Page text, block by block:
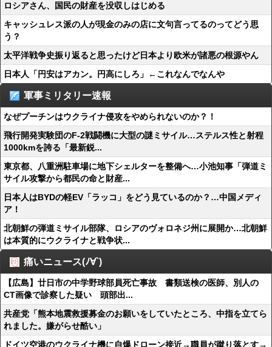
ロシアさん、国民の財産を没収しはじめる
キャッシュレス派の人が現金のみの店に文句言ってるのってどう思
う？
太平洋戦争史振り返ると思ったけど日本より欧米が諸悪の根源やん
日本人「円安はアカン。円高にしろ」←これなんでなんや
軍事ミリタリー速報
なぜプーチンはウクライナ侵攻をやめられないのか？！
飛行開発実験団のF-2戦闘機に大型の謎ミサイル…ステルス性と射程
1000kmを誇る「最新鋭...
東京都、八重洲駐車場に地下シェルターを整備へ…小池知事「弾道ミ
サイル攻撃から都民の命と財産...
日本人はBYDの軽EV「ラッコ」をどう見ているのか？…中国メディ
ア！
北朝鮮の弾道ミサイル部隊、ロシアのヴォロネジ州に展開か…北朝鮮
は本質的にウクライナと戦争状...
痛いニュース(ﾉ∀`)
【広島】廿日市の中学野球部員死亡事故 書類送検の医師、別人の
CT画像で診察した疑い 頭部出...
共産党「熊本地震救援募金のお願いをしていたところ、中指を立てら
れました。嫌がらせ酷い」
ドイツ空港のウクライナ機に自爆ドローン接近→職員が蹴り落とす→